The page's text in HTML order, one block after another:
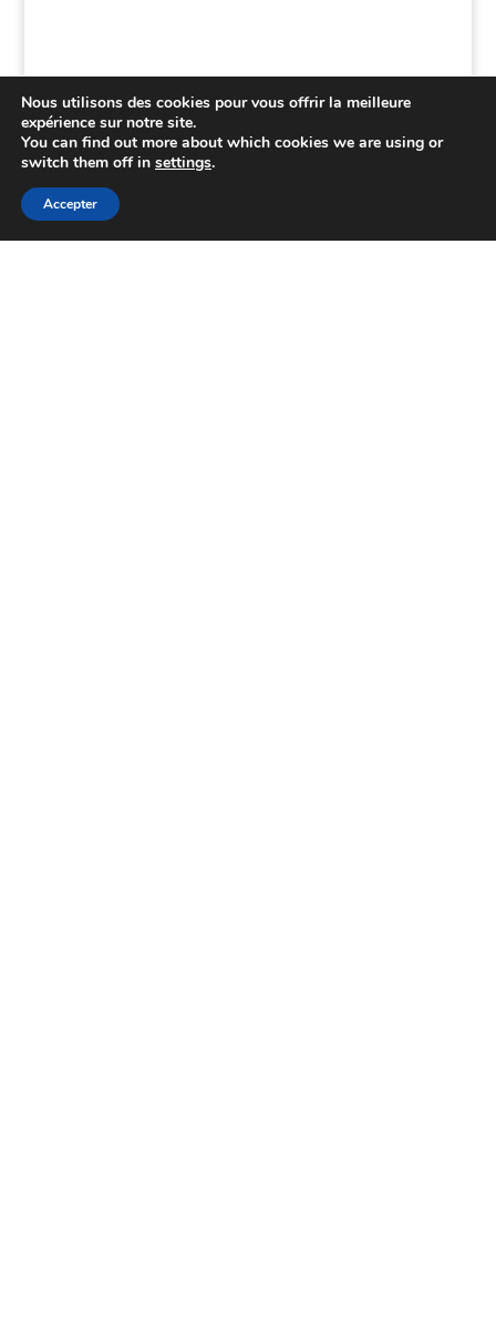
Nous utilisons des cookies pour vous offrir la meilleure
expérience sur notre site.
You can find out more about which cookies we are using or
switch them off in settings.
Accepter